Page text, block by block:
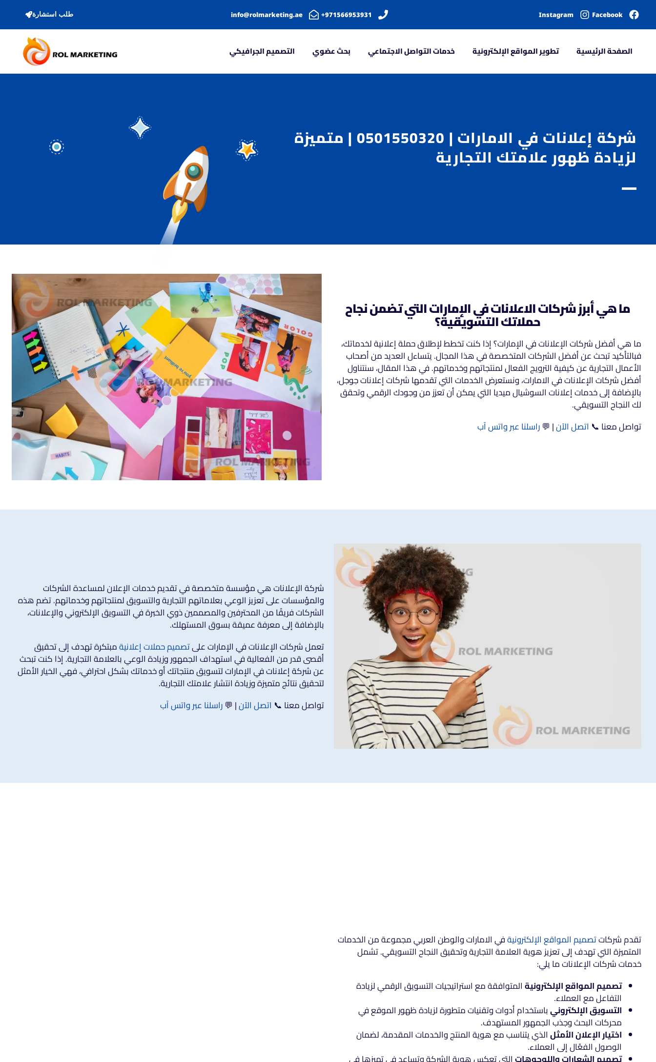
Facebook
Instagram
971566953931+
info@rolmarketing.ae طلب استشارة
الصفحة الرئيسية تطوير المواقع الإلكترونية خدمات التواصل الاجتماعي بحث عضوي التصميم الجرافيكي
شركة إعلانات في الامارات | 0501550320 | متميزة
لزيادة ظهور علامتك التجارية
ما هي أبرز شركات الاعلانات في الإمارات التي تضمن نجاح
حملاتك التسويقية؟
ما هي أفضل شركات الإعلانات في الإمارات؟ إذا كنت تخطط لإطلاق حملة إعلانية لخدماتك،
فبالتأكيد تبحث عن أفضل الشركات المتخصصة في هذا المجال. يتساءل العديد من أصحاب
الأعمال التجارية عن كيفية الترويج الفعال لمنتجاتهم وخدماتهم. في هذا المقال، سنتناول
أفضل شركات الإعلانات في الامارات، ونستعرض الخدمات التي تقدمها شركات إعلانات جوجل،
بالإضافة إلى خدمات إعلانات السوشيال ميديا التي يمكن أن تعزز من وجودك الرقمي وتحقق
لك النجاح التسويقي.
تواصل معنا 📞 اتصل الآن| 💬راسلنا عبر واتس آب
شركة الإعلانات هي مؤسسة متخصصة في تقديم خدمات الإعلان لمساعدة الشركات
والمؤسسات على تعزيز الوعي بعلاماتهم التجارية والتسويق لمنتجاتهم وخدماتهم. تضم هذه
الشركات فريقًا من المحترفين والمصممين ذوي الخبرة في التسويق الإلكتروني والإعلانات،
بالإضافة إلى معرفة عميقة بسوق المستهلك.
تعمل شركات الإعلانات في الإمارات علىتصميم حملات إعلانيةمبتكرة تهدف إلى تحقيق
أقصى قدر من الفعالية في استهداف الجمهور وزيادة الوعي بالعلامة التجارية. إذا كنت تبحث
عن شركة إعلانات في الإمارات لتسويق منتجاتك أو خدماتك بشكل احترافي، فهي الخيار الأمثل
لتحقيق نتائج متميزة وزيادة انتشار علامتك التجارية.
تواصل معنا 📞 اتصل الآن| 💬راسلنا عبر واتس آب
تقدم شركاتتصميم المواقع الإلكترونيةفي الامارات والوطن العربي مجموعة من الخدمات
المتميزة التي تهدف إلى تعزيز هوية العلامة التجارية وتحقيق النجاح التسويقي. تشمل
خدمات شركات الإعلانات ما يلي:
تصميم المواقع الإلكترونيةالمتوافقة مع استراتيجيات التسويق الرقمي لزيادة
التفاعل مع العملاء.
التسويق الإلكترونيباستخدام أدوات وتقنيات متطورة لزيادة ظهور الموقع في
محركات البحث وجذب الجمهور المستهدف.
اختيار الإعلان الأمثلالذي يتناسب مع هوية المنتج والخدمات المقدمة، لضمان
الوصول الفعّال إلى العملاء.